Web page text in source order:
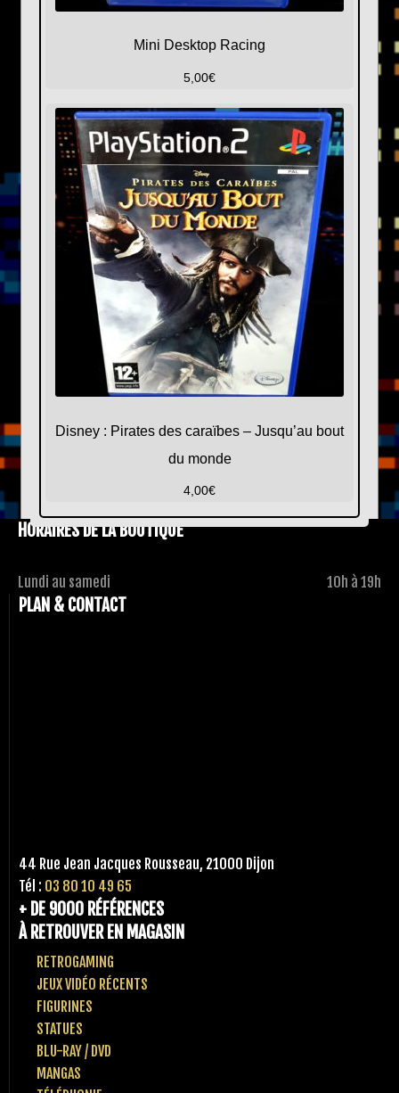
Mini Desktop Racing
5,00€
Disney : Pirates des caraïbes – Jusqu’au bout
du monde
4,00€
HORAIRES DE LA BOUTIQUE
Lundi au samedi 10h à 19h
PLAN & CONTACT
44 Rue Jean Jacques Rousseau, 21000 Dijon
Tél : 03 80 10 49 65
+ DE 9000 RÉFÉRENCES
À RETROUVER EN MAGASIN
RETROGAMING
JEUX VIDÉO RÉCENTS
FIGURINES
STATUES
BLU-RAY / DVD
MANGAS